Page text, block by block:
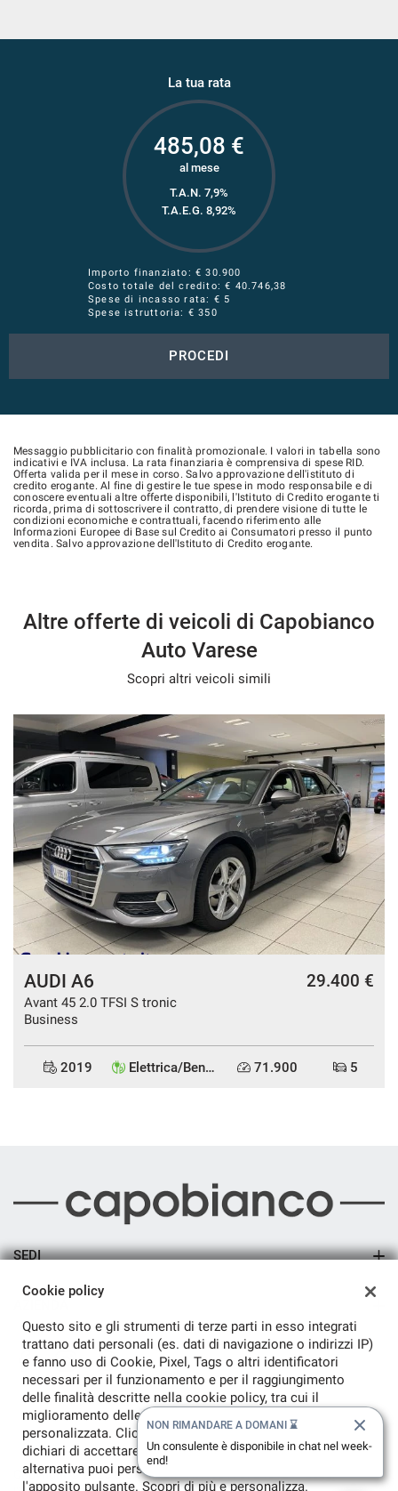
La tua rata
485,08 €
al mese
T.A.N. 7,9%
T.A.E.G. 8,92%
Importo finanziato: €30.900
Costo totale del credito: € 40.746,38
Spese di incasso rata: € 5
Spese istruttoria: € 350
PROCEDI
Messaggio pubblicitario con finalità promozionale. I valori in tabella sono
indicativi e IVA inclusa. La rata finanziaria è comprensiva di spese RID.
Offerta valida per il mese in corso. Salvo approvazione dell'istituto di
credito erogante. Al fine di gestire le tue spese in modo responsabile e di
conoscere eventuali altre offerte disponibili, l'Istituto di Credito erogante ti
ricorda, prima di sottoscrivere il contratto, di prendere visione di tutte le
condizioni economiche e contrattuali, facendo riferimento alle
Informazioni Europee di Base sul Credito ai Consumatori presso il punto
vendita. Salvo approvazione dell'Istituto di Credito erogante.
Altre offerte di veicoli di Capobianco
Auto Varese
Scopri altri veicoli simili
AUDI A6
Avant 45 2.0 TFSI S tronic
Business
29.400 €
2019 Elettrica/Benzina 71.900 5
SEDI
Sede di Arsago Seprio
Azienda
TORNA IN CIMA
Copyright © 2026 C.G. Car Srl - P.IVA 01787240124 -Leggi
Cookie policy
Questo sito e gli strumenti di terze parti in esso integrati
trattano dati personali (es. dati di navigazione o indirizzi IP)
e fanno uso di Cookie, Pixel, Tags o altri identificatori
necessari per il funzionamento e per il raggiungimento
delle finalità descritte nella cookie policy, tra cui il
miglioramento delle funzionalità del sito e la pubblicità
personalizzata. Cliccando sul pulsante Accetta Tutti
dichiari di accettare l'utilizzo di queste tecnologie. In
alternativa puoi personalizzare le tue scelte tramite
l'apposito pulsante. Scopri di più e personalizza.
NON RIMANDARE A DOMANI ⌛
Un consulente è disponibile in chat nel week-
end!